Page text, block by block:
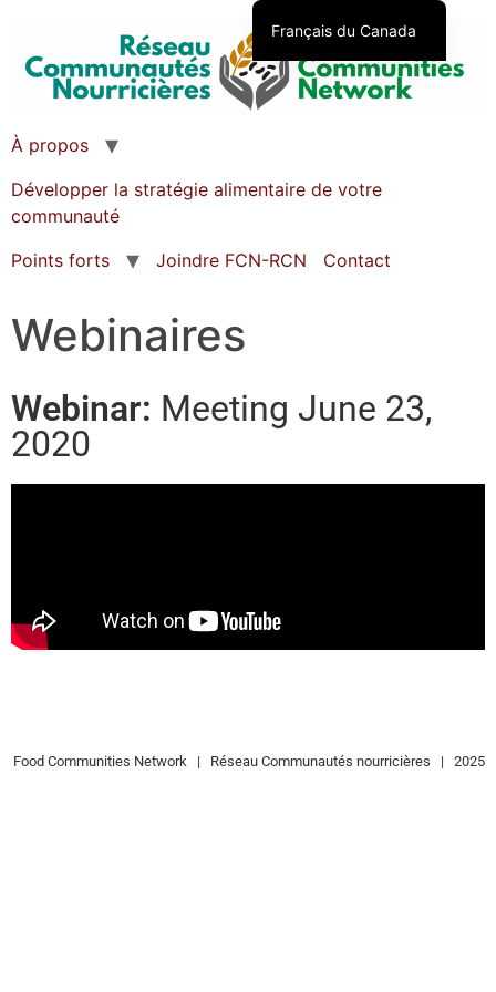
À propos
Développer la stratégie alimentaire de votre
communauté
Points forts
Joindre FCN-RCN Contact
Webinaires
Webinar: Meeting June 23,
2020
Food Communities Network | Réseau Communautés nourricières | 2025
Français du Canada
English (Canada)